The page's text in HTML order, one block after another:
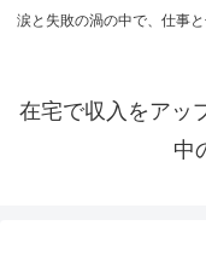
涙と失敗の渦の中で、仕事
在宅で収入をアッ
中